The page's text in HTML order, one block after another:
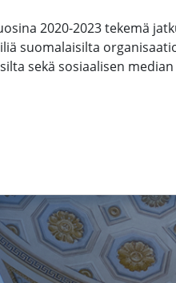
2020-2023 tekemä
suomalaisilta
sekä sosiaalisen